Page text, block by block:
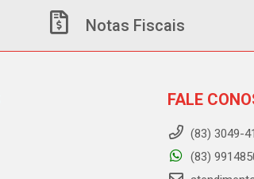
Notas Fiscais
FALE
(83) 3049-
(83)